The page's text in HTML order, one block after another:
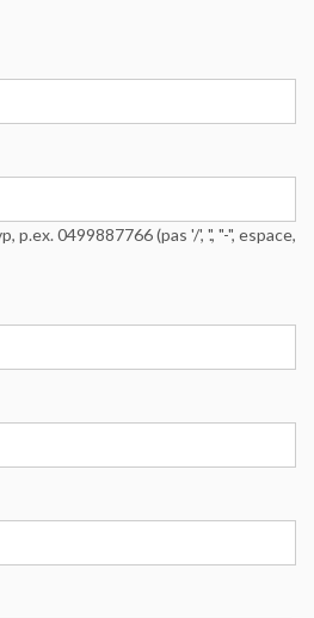
0499887766 (pas '/', '.', "-", espace,